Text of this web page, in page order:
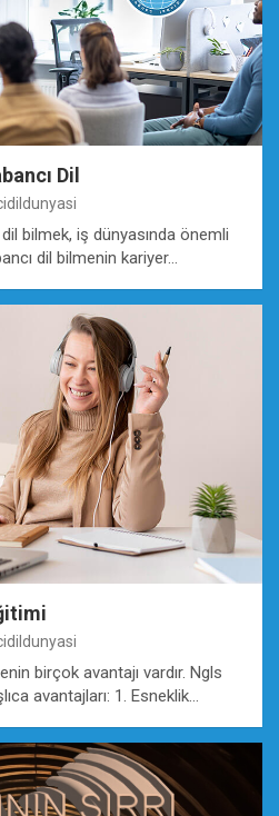
Dil
dil bilmek, iş dünyasında önemli
dil bilmenin kariyer…
birçok avantajı vardır. Ngls
avantajları: 1. Esneklik…